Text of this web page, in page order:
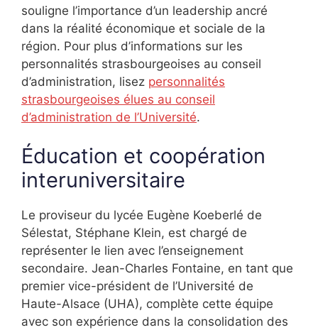
souligne l’importance d’un leadership ancré
dans la réalité économique et sociale de la
région. Pour plus d’informations sur les
personnalités strasbourgeoises au conseil
d’administration, lisez personnalités
strasbourgeoises élues au conseil
d’administration de l’Université.
Éducation et coopération
interuniversitaire
Le proviseur du lycée Eugène Koeberlé de
Sélestat, Stéphane Klein, est chargé de
représenter le lien avec l’enseignement
secondaire. Jean-Charles Fontaine, en tant que
premier vice-président de l’Université de
Haute-Alsace (UHA), complète cette équipe
avec son expérience dans la consolidation des